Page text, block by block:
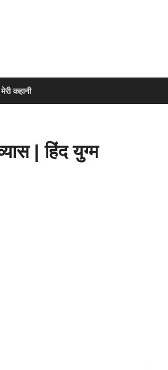
मेरी कहानी
| हिंद युग्म